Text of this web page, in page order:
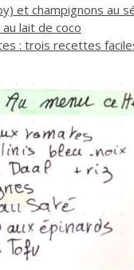
et champignons au
lait de coco
: trois recettes